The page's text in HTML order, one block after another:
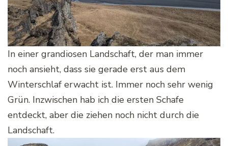
In einer grandiosen Landschaft, der man immer
noch ansieht, dass sie gerade erst aus dem
Winterschlaf erwacht ist. Immer noch sehr wenig
Grün. Inzwischen hab ich die ersten Schafe
entdeckt, aber die ziehen noch nicht durch die
Landschaft.